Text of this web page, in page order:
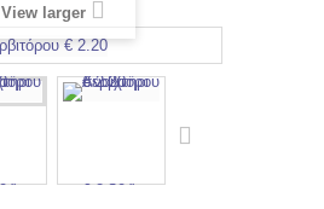
View larger